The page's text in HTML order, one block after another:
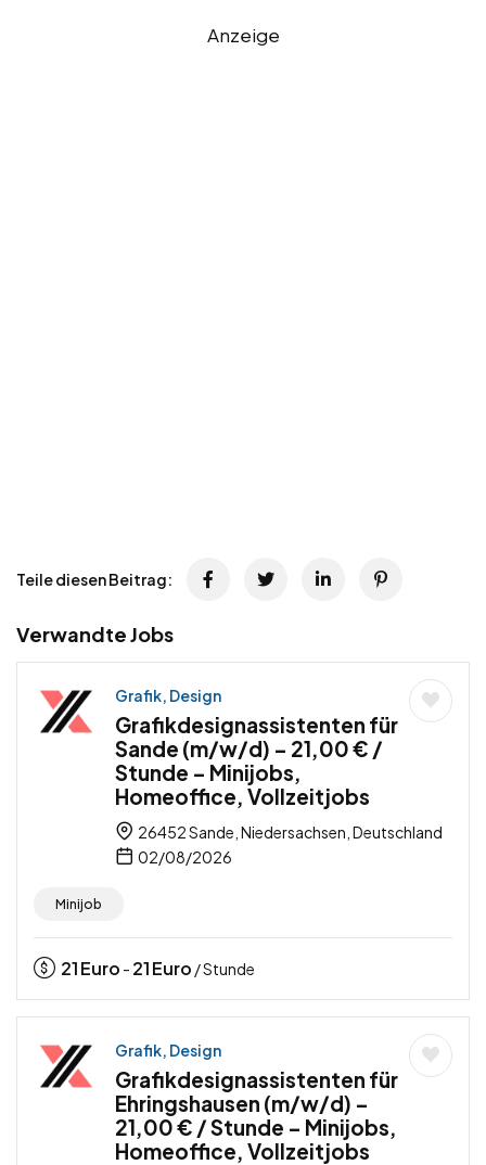
Anzeige
Teile diesen Beitrag:
Verwandte Jobs
Grafik, Design
Grafikdesignassistenten für
Sande (m/w/d) – 21,00 € /
Stunde – Minijobs,
Homeoffice, Vollzeitjobs
26452 Sande, Niedersachsen, Deutschland
02/08/2026
Minijob
21Euro - 21Euro / Stunde
Grafik, Design
Grafikdesignassistenten für
Ehringshausen (m/w/d) –
21,00 € / Stunde – Minijobs,
Homeoffice, Vollzeitjobs